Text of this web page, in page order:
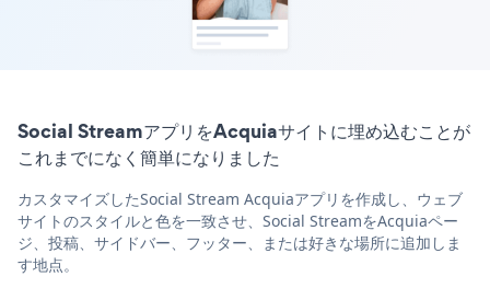
Social StreamアプリをAcquiaサイトに埋め込むことが
これまでになく簡単になりました
カスタマイズしたSocial Stream Acquiaアプリを作成し、ウェブ
サイトのスタイルと色を一致させ、Social StreamをAcquiaペー
ジ、投稿、サイドバー、フッター、または好きな場所に追加しま
す地点。